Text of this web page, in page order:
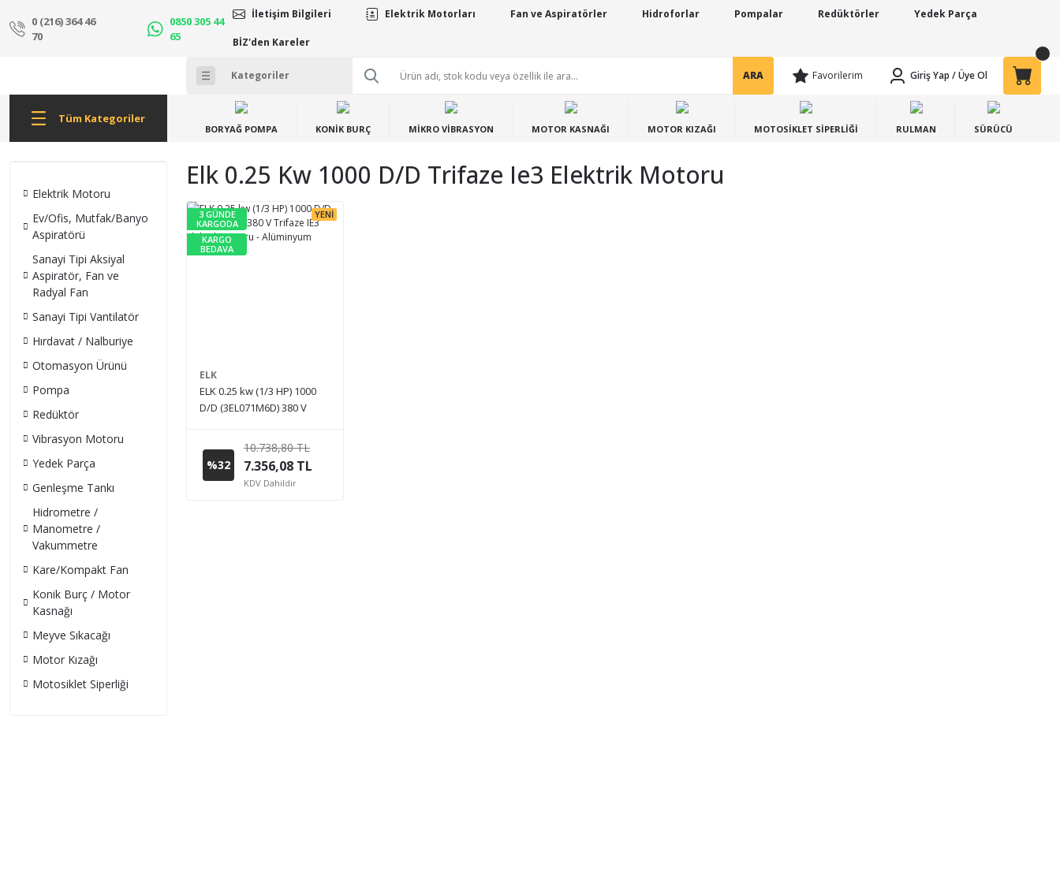
0 (216) 364 46
70
0850 305 44
65
İletişim Bilgileri Elektrik Motorları Fan ve Aspiratörler Hidroforlar Pompalar Redüktörler Yedek Parça
BİZ'den Kareler
ARA Favorilerim Giriş Yap /Üye Ol
Tüm Kategoriler
BORYAĞ POMPA KONİK BURÇ MİKRO VİBRASYON MOTOR KASNAĞI MOTOR KIZAĞI MOTOSİKLET SİPERLİĞİ RULMAN SÜRÜCÜ
Elektrik Motoru
Ev/Ofis, Mutfak/Banyo
Aspiratörü
Sanayi Tipi Aksiyal
Aspiratör, Fan ve
Radyal Fan
Sanayi Tipi Vantilatör
Hırdavat / Nalburiye
Otomasyon Ürünü
Pompa
Redüktör
Vibrasyon Motoru
Yedek Parça
Genleşme Tankı
Hidrometre /
Manometre /
Vakummetre
Kare/Kompakt Fan
Konik Burç / Motor
Kasnağı
Meyve Sıkacağı
Motor Kızağı
Motosiklet Siperliği
Elk 0.25 Kw 1000 D/d Trifaze Ie3 Elektrik Motoru
YENİ
3 GÜNDE
KARGODA
KARGO
BEDAVA
ELK
ELK 0.25 kw (1/3 HP) 1000
D/D (3EL071M6D) 380 V
Alüminyum
%32
10.738,80 TL
7.356,08 TL
KDV Dahildir